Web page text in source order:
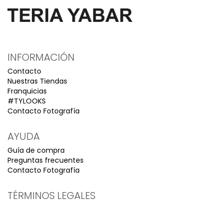
INFORMACIÓN
Contacto
Nuestras Tiendas
Franquicias
#TYLOOKS
Contacto Fotografía
AYUDA
Guía de compra
Preguntas frecuentes
Contacto Fotografía
TÉRMINOS LEGALES